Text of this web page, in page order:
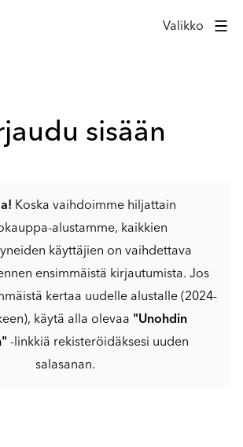
Valikko
sisään
Koska vaihdoimme hiljattain
alustamme, kaikkien
käyttäjien on vaihdettava
ensimmäistä kirjautumista. Jos
kertaa uudelle alustalle (2024-
käytä alla olevaa "Unohdin
-linkkiä rekisteröidäksesi uuden
salasanan.